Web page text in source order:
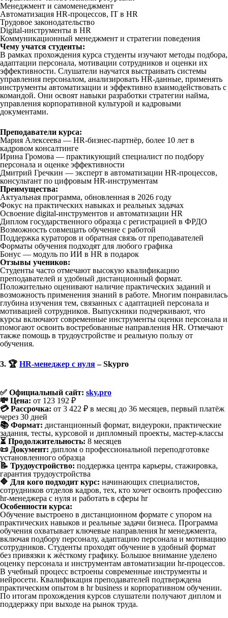
Менеджмент и самоменеджмент
Автоматизация HR-процессов, IT в HR
Трудовое законодательство
Digital-инструменты в HR
Коммуникационный менеджмент и стратегии поведения
Чему учатся студенты:
В рамках прохождения курса студенты изучают методы подбора,
адаптации персонала, мотивации сотрудников и оценки их
эффективности. Слушатели научатся выстраивать системы
управления персоналом, анализировать HR-данные, применять
инструменты автоматизации и эффективно взаимодействовать с
командой. Они освоят навыки разработки стратегии найма,
управления корпоративной культурой и кадровыми
документами.
Преподаватели курса:
Мария Алексеева — HR-бизнес-партнёр, более 10 лет в
кадровом консалтинге
Ирина Громова — практикующий специалист по подбору
персонала и оценке эффективности
Дмитрий Гречкин — эксперт в автоматизации HR-процессов,
консультант по цифровым HR-инструментам
Преимущества:
Актуальная программа, обновленная в 2026 году
Фокус на практических навыках и реальных задачах
Освоение digital-инструментов и автоматизации HR
Диплом государственного образца с регистрацией в ФРДО
Возможность совмещать обучение с работой
Поддержка кураторов и обратная связь от преподавателей
Форматы обучения подходят для любого графика
Бонус — модуль по ИИ в HR в подарок
Отзывы учеников:
Студенты часто отмечают высокую квалификацию
преподавателей и удобный дистанционный формат.
Положительно оценивают наличие практических заданий и
возможность применения знаний в работе. Многим понравилась
глубина изучения тем, связанных с адаптацией персонала и
мотивацией сотрудников. Выпускники подчеркивают, что
курсы включают современные инструменты оценки персонала и
помогают освоить востребованные направления HR. Отмечают
также помощь в трудоустройстве и реальную пользу от
обучения.
3. 🏆 HR-менеджер с нуля– Skypro
✅ Официальный сайт: sky.pro
💸 Цена: от 123 192 ₽
💳 Рассрочка: от 3 422 ₽ в месяц до 36 месяцев, первый платёж
через 30 дней
📚 Формат: дистанционный формат, видеуроки, практические
задания, тесты, курсовой и дипломный проекты, мастер-классы
⏳ Продолжительность: 8 месяцев
📜 Документ: диплом о профессиональной переподготовке
установленного образца
📝 Трудоустройство: поддержка центра карьеры, стажировка,
гарантия трудоустройства
🔷 Для кого подходит курс: начинающих специалистов,
сотрудников отделов кадров, тех, кто хочет освоить профессию
hr-менеджера с нуля и работать в сферы hr
Особенности курса:
Обучение выстроено в дистанционном формате с упором на
практических навыков и реальные задачи бизнеса. Программа
обучения охватывает ключевые направления hr менеджмента,
включая подбору персоналу, адаптацию персонала и мотивацию
сотрудников. Студенты проходят обучение в удобный формат
без привязки к жёсткому графику. Большое внимание уделено
оценку персонала и инструментам автоматизации hr-процессов.
В учебный процесс встроены современные инструменты и
нейросети. Квалификация преподавателей подтверждена
практическим опытом в hr business и корпоративном обучении.
По итогам прохождения курсов слушатели получают диплом и
поддержку при выходе на рынок труда.